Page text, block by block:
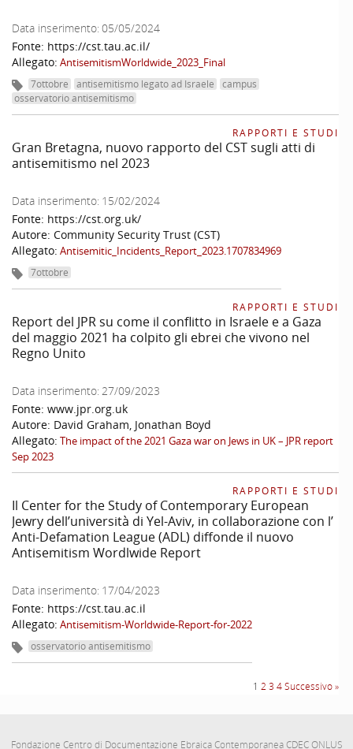
Data inserimento: 05/05/2024
Fonte: https://cst.tau.ac.il/
Allegato: AntisemitismWorldwide_2023_Final
7ottobre antisemitismo legato ad Israele
campus
osservatorio antisemitismo
RAPPORTI E STUDI
Gran Bretagna, nuovo rapporto del CST sugli atti di
antisemitismo nel 2023
Data inserimento: 15/02/2024
Fonte: https://cst.org.uk/
Autore: Community Security Trust (CST)
Allegato: Antisemitic_Incidents_Report_2023.1707834969
7ottobre
RAPPORTI E STUDI
Report del JPR su come il conflitto in Israele e a Gaza
del maggio 2021 ha colpito gli ebrei che vivono nel
Regno Unito
Data inserimento: 27/09/2023
Fonte: www.jpr.org.uk
Autore: David Graham, Jonathan Boyd
Allegato: The impact of the 2021 Gaza war on Jews in UK – JPR report
Sep 2023
RAPPORTI E STUDI
Il Center for the Study of Contemporary European
Jewry dell’università di Yel-Aviv, in collaborazione con l’
Anti-Defamation League (ADL) diffonde il nuovo
Antisemitism Wordlwide Report
Data inserimento: 17/04/2023
Fonte: https://cst.tau.ac.il
Allegato: Antisemitism-Worldwide-Report-for-2022
osservatorio antisemitismo
1 2 3 4Successivo »
Fondazione Centro di Documentazione Ebraica Contemporanea CDEC ONLUS